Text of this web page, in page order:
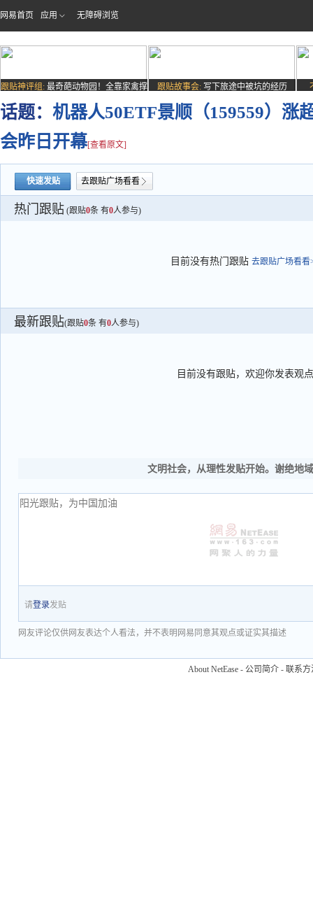
网易首页 应用 无障碍浏览
跟贴神评组: 最奇葩动物园！全靠家禽撑
场子
跟贴故事会: 写下旅途中被坑的经历
话题： 机器人50ETF景顺（159559）涨
会昨日开幕[查看原文]
快速发贴 去跟贴广场看看
热门跟贴 (跟贴0条 有0人参与)
目前没有热门跟贴 去跟贴广场看看
最新跟贴(跟贴0条 有0人参与)
目前没有跟贴，欢迎你发表观点
文明社会，从理性发贴开始。谢绝地
请登录发贴
网友评论仅供网友表达个人看法，并不表明网易同意其观点或证实其描述
About NetEase - 公司简介 - 联系方